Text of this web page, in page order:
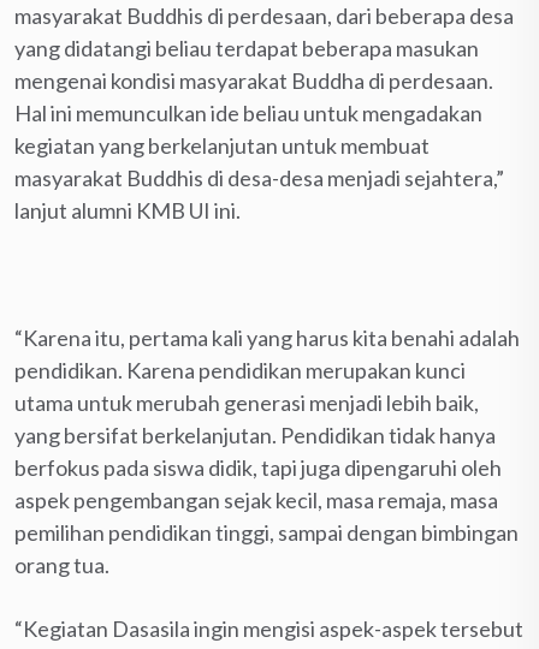
masyarakat Buddhis di perdesaan, dari beberapa desa
yang didatangi beliau terdapat beberapa masukan
mengenai kondisi masyarakat Buddha di perdesaan.
Hal ini memunculkan ide beliau untuk mengadakan
kegiatan yang berkelanjutan untuk membuat
masyarakat Buddhis di desa-desa menjadi sejahtera,”
lanjut alumni KMB UI ini.
“Karena itu, pertama kali yang harus kita benahi adalah
pendidikan. Karena pendidikan merupakan kunci
utama untuk merubah generasi menjadi lebih baik,
yang bersifat berkelanjutan. Pendidikan tidak hanya
berfokus pada siswa didik, tapi juga dipengaruhi oleh
aspek pengembangan sejak kecil, masa remaja, masa
pemilihan pendidikan tinggi, sampai dengan bimbingan
orang tua.
“Kegiatan Dasasila ingin mengisi aspek-aspek tersebut